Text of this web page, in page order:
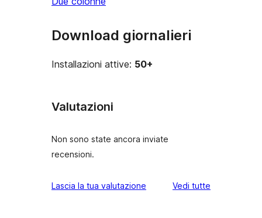
Download giornalieri
Installazioni attive: 50+
Valutazioni
Non sono state ancora inviate
recensioni.
Lascia la tua valutazione Vedi tutte